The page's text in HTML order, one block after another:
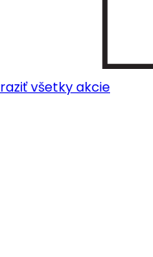
všetky akcie